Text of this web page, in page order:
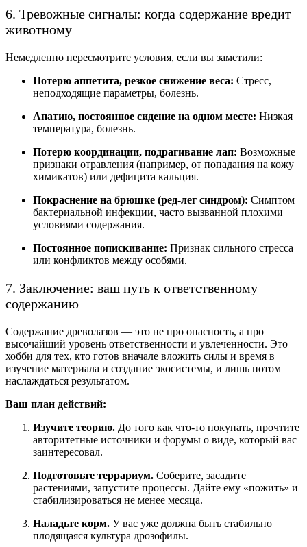
6. Тревожные сигналы: когда содержание вредит
животному
Немедленно пересмотрите условия, если вы заметили:
Потерю аппетита, резкое снижение веса: Стресс,
неподходящие параметры, болезнь.
Апатию, постоянное сидение на одном месте: Низкая
температура, болезнь.
Потерю координации, подрагивание лап: Возможные
признаки отравления (например, от попадания на кожу
химикатов) или дефицита кальция.
Покраснение на брюшке (ред-лег синдром): Симптом
бактериальной инфекции, часто вызванной плохими
условиями содержания.
Постоянное попискивание: Признак сильного стресса
или конфликтов между особями.
7. Заключение: ваш путь к ответственному
содержанию
Содержание древолазов — это не про опасность, а про
высочайший уровень ответственности и увлеченности. Это
хобби для тех, кто готов вначале вложить силы и время в
изучение материала и создание экосистемы, и лишь потом
наслаждаться результатом.
Ваш план действий:
Изучите теорию. До того как что-то покупать, прочтите
авторитетные источники и форумы о виде, который вас
заинтересовал.
Подготовьте террариум. Соберите, засадите
растениями, запустите процессы. Дайте ему «пожить» и
стабилизироваться не менее месяца.
Наладьте корм. У вас уже должна быть стабильно
плодящаяся культура дрозофилы.